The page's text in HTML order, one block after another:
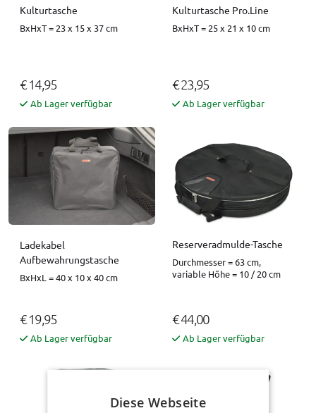
Kulturtasche
BxHxT = 23 x 15 x 37 cm
€ 14,95
Ab Lager verfügbar
Kulturtasche Pro.Line
BxHxT = 25 x 21 x 10 cm
€ 23,95
Ab Lager verfügbar
Ladekabel
Aufbewahrungstasche
BxHxL = 40 x 10 x 40 cm
€ 19,95
Ab Lager verfügbar
Reserveradmulde-Tasche
Durchmesser = 63 cm,
variable Höhe = 10 / 20 cm
€ 44,00
Ab Lager verfügbar
Diese Webseite